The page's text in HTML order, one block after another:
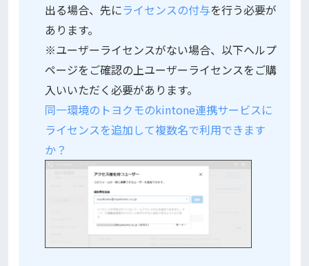
出る場合、先にライセンスの付与を行う必要が
あります。
※ユーザーライセンスがない場合、以下ヘルプ
ページをご確認の上ユーザーライセンスをご購
入いいただく必要があります。
同一環境のトヨクモのkintone連携サービスに
ライセンスを追加して複数名で利用できます
か？